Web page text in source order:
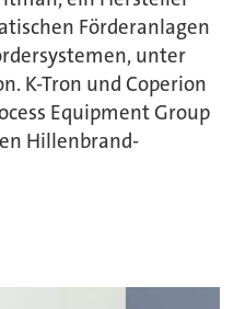
Förderanlagen
unter
K-Tron und Coperion
Equipment Group
Hillenbrand-